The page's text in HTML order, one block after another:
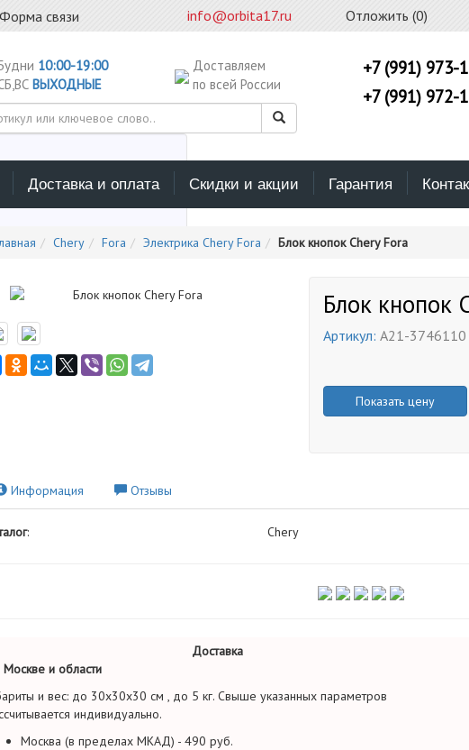
Форма связи info@orbita17.ru Отложить (0)
10:00-19:00
ВЫХОДНЫЕ
Доставляем
по всей России
Выберите каталог поиска
+7 (991) 973-
+7 (991) 972-
Доставка и оплата Скидки и акции Гарантия
Chery Fora Электрика Chery Fora Блок кнопок Chery Fora
Блок кнопок
Артикул: A21-3746110
Показать цену
Информация Отзывы
: Chery
Доставка
и области
и вес: до 30х30х30 см , до 5 кг. Свыше указанных параметров
индивидуально.
Москва (в пределах МКАД) - 490 руб.